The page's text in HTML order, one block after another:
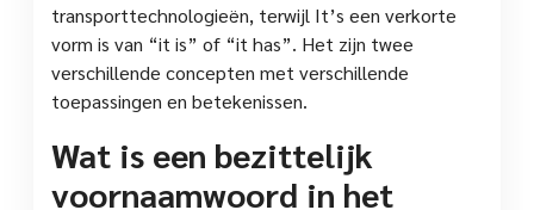
transporttechnologieën, terwijl It’s een verkorte
vorm is van “it is” of “it has”. Het zijn twee
verschillende concepten met verschillende
toepassingen en betekenissen.
Wat is een bezittelijk
voornaamwoord in het